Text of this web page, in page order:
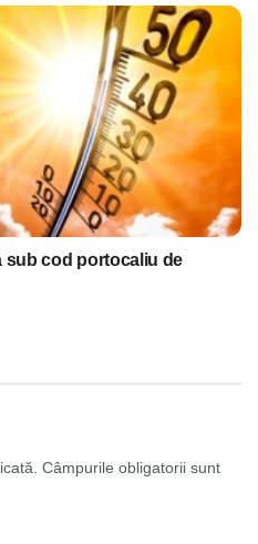
sub cod portocaliu de
Câmpurile obligatorii sunt